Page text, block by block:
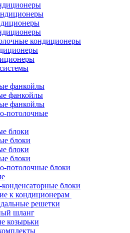
кондиционеры
фанкойлы
фанкойлы
фанкойлы
потолочные
блоки
блоки
блоки
блоки
потолочные блоки
блоки
к кондиционерам
решетки
шланг
козырьки